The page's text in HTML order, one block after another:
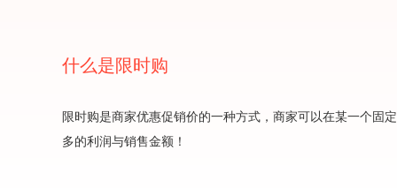
什么是限时购
限时购是商家优惠促销价的一种方式，商家可以在某一个固
多的利润与销售金额！